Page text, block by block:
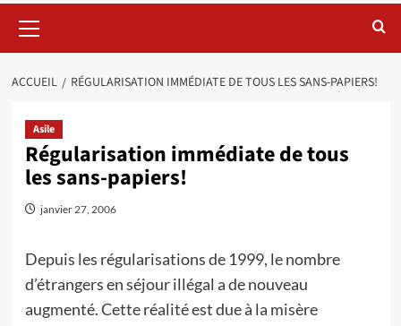
principal
ACCUEIL RÉGULARISATION IMMÉDIATE DE TOUS LES SANS-PAPIERS!
Asile
Régularisation immédiate de tous
les sans-papiers!
janvier 27, 2006
Depuis les régularisations de 1999, le nombre
d’étrangers en séjour illégal a de nouveau
augmenté. Cette réalité est due à la misère